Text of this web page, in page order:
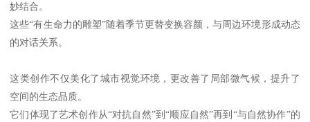
妙结合。
这些“有生命力的雕塑”随着季节更替变换容颜，与周边环境形成动态
的对话关系。
这类创作不仅美化了城市视觉环境，更改善了局部微气候，提升了
空间的生态品质。
它们体现了艺术创作从“对抗自然”到“顺应自然”再到“与自然协作”的